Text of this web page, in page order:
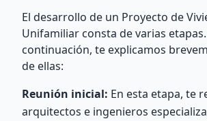
El desarrollo de un Proyecto de
Unifamiliar consta de varias
continuación, te explicamos
de ellas:
Reunión inicial: En esta etapa, te
arquitectos e ingenieros